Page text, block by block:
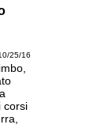
25/16
corsi